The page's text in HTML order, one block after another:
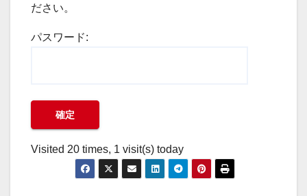
ださい。
パスワード:
Visited 20 times, 1 visit(s) today